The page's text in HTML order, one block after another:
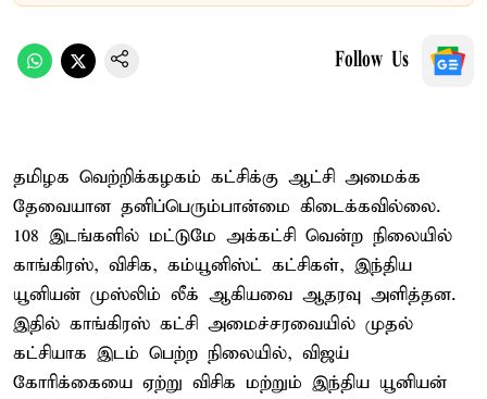
Follow Us
தமிழக வெற்றிக்கழகம் கட்சிக்கு ஆட்சி அமைக்க
தேவையான தனிப்பெரும்பான்மை கிடைக்கவில்லை.
108 இடங்களில் மட்டுமே அக்கட்சி வென்ற நிலையில்
காங்கிரஸ், விசிக, கம்யூனிஸ்ட் கட்சிகள், இந்திய
யூனியன் முஸ்லிம் லீக் ஆகியவை ஆதரவு அளித்தன.
இதில் காங்கிரஸ் கட்சி அமைச்சரவையில் முதல்
கட்சியாக இடம் பெற்ற நிலையில், விஜய்
கோரிக்கையை ஏற்று விசிக மற்றும் இந்திய யூனியன்